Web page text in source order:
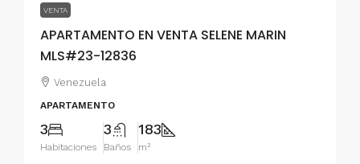
VENTA
APARTAMENTO EN VENTA SELENE MARIN
MLS#23-12836
Venezuela
APARTAMENTO
3
Habitaciones
3
Baños
183
m²